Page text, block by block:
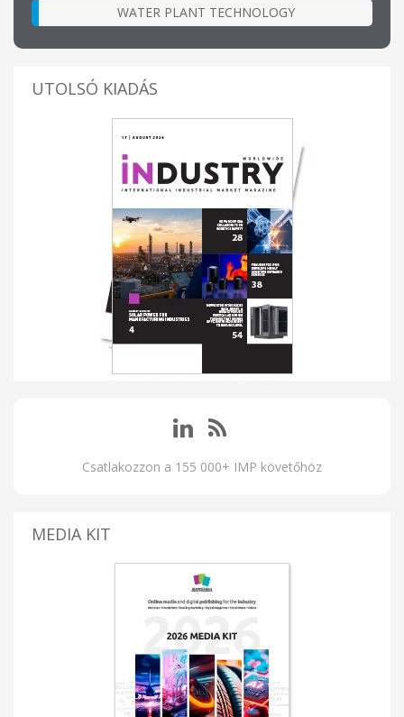
WATER PLANT TECHNOLOGY
UTOLSÓ KIADÁS
Csatlakozzon a 155 000+ IMP követőhöz
MEDIA KIT